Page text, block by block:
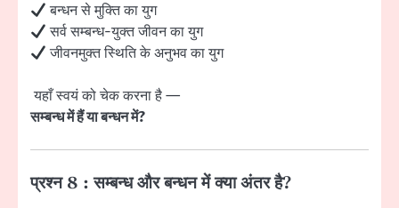
बन्धन से मुक्ति का युग
सर्व सम्बन्ध-युक्त जीवन का युग
जीवनमुक्त स्थिति के अनुभव का युग
यहाँ स्वयं को चेक करना है —
सम्बन्ध में हैं या बन्धन में?
प्रश्न 8 : सम्बन्ध और बन्धन में क्या अंतर है?